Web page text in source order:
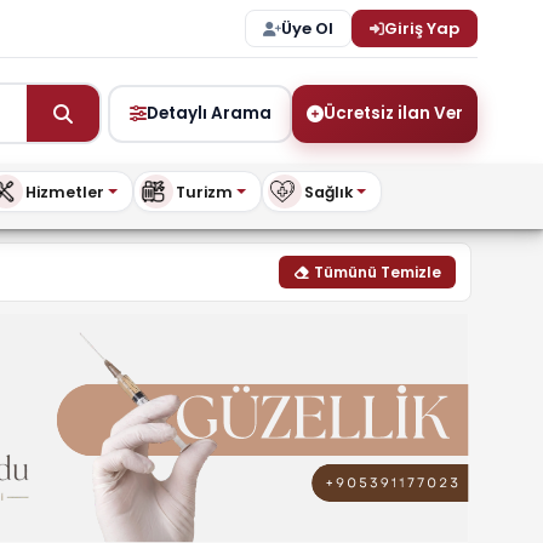
Üye Ol Giriş Yap
Detaylı Arama Ücretsiz ilan Ver
Hizmetler Turizm Sağlık
buykibris.com Tümünü Temizle